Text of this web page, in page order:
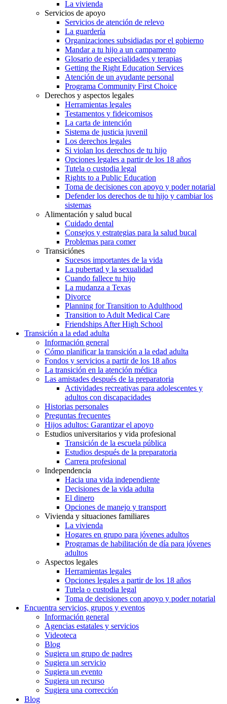
La vivienda
Servicios de apoyo
Servicios de atención de relevo
La guardería
Organizaciones subsidiadas por el gobierno
Mandar a tu hijo a un campamento
Glosario de especialidades y terapias
Getting the Right Education Services
Atención de un ayudante personal
Programa Community First Choice
Derechos y aspectos legales
Herramientas legales
Testamentos y fideicomisos
La carta de intención
Sistema de justicia juvenil
Los derechos legales
Si violan los derechos de tu hijo
Opciones legales a partir de los 18 años
Tutela o custodia legal
Rights to a Public Education
Toma de decisiones con apoyo y poder notarial
Defender los derechos de tu hijo y cambiar los
sistemas
Alimentación y salud bucal
Cuidado dental
Consejos y estrategias para la salud bucal
Problemas para comer
Transiciónes
Sucesos importantes de la vida
La pubertad y la sexualidad
Cuando fallece tu hijo
La mudanza a Texas
Divorce
Planning for Transition to Adulthood
Transition to Adult Medical Care
Friendships After High School
Transición a la edad adulta
Información general
Cómo planificar la transición a la edad adulta
Fondos y servicios a partir de los 18 años
La transición en la atención médica
Las amistades después de la preparatoria
Actividades recreativas para adolescentes y
adultos con discapacidades
Historias personales
Preguntas frecuentes
Hijos adultos: Garantizar el apoyo
Estudios universitarios y vida profesional
Transición de la escuela pública
Estudios después de la preparatoria
Carrera profesional
Independencia
Hacia una vida independiente
Decisiones de la vida adulta
El dinero
Opciones de manejo y transport
Vivienda y situaciones familiares
La vivienda
Hogares en grupo para jóvenes adultos
Programas de habilitación de día para jóvenes
adultos
Aspectos legales
Herramientas legales
Opciones legales a partir de los 18 años
Tutela o custodia legal
Toma de decisiones con apoyo y poder notarial
Encuentra servicios, grupos y eventos
Información general
Agencias estatales y servicios
Videoteca
Blog
Sugiera un grupo de padres
Sugiera un servicio
Sugiera un evento
Sugiera un recurso
Sugiera una corrección
Blog